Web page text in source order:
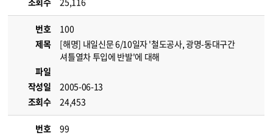
번호
100
제목
[해명] 내일신문 6/10일자 '철도공사, 광명-동대구간
셔틀열차 투입에 반발'에 대해
파일
작성일
2005-06-13
조회수
24,453
번호
99